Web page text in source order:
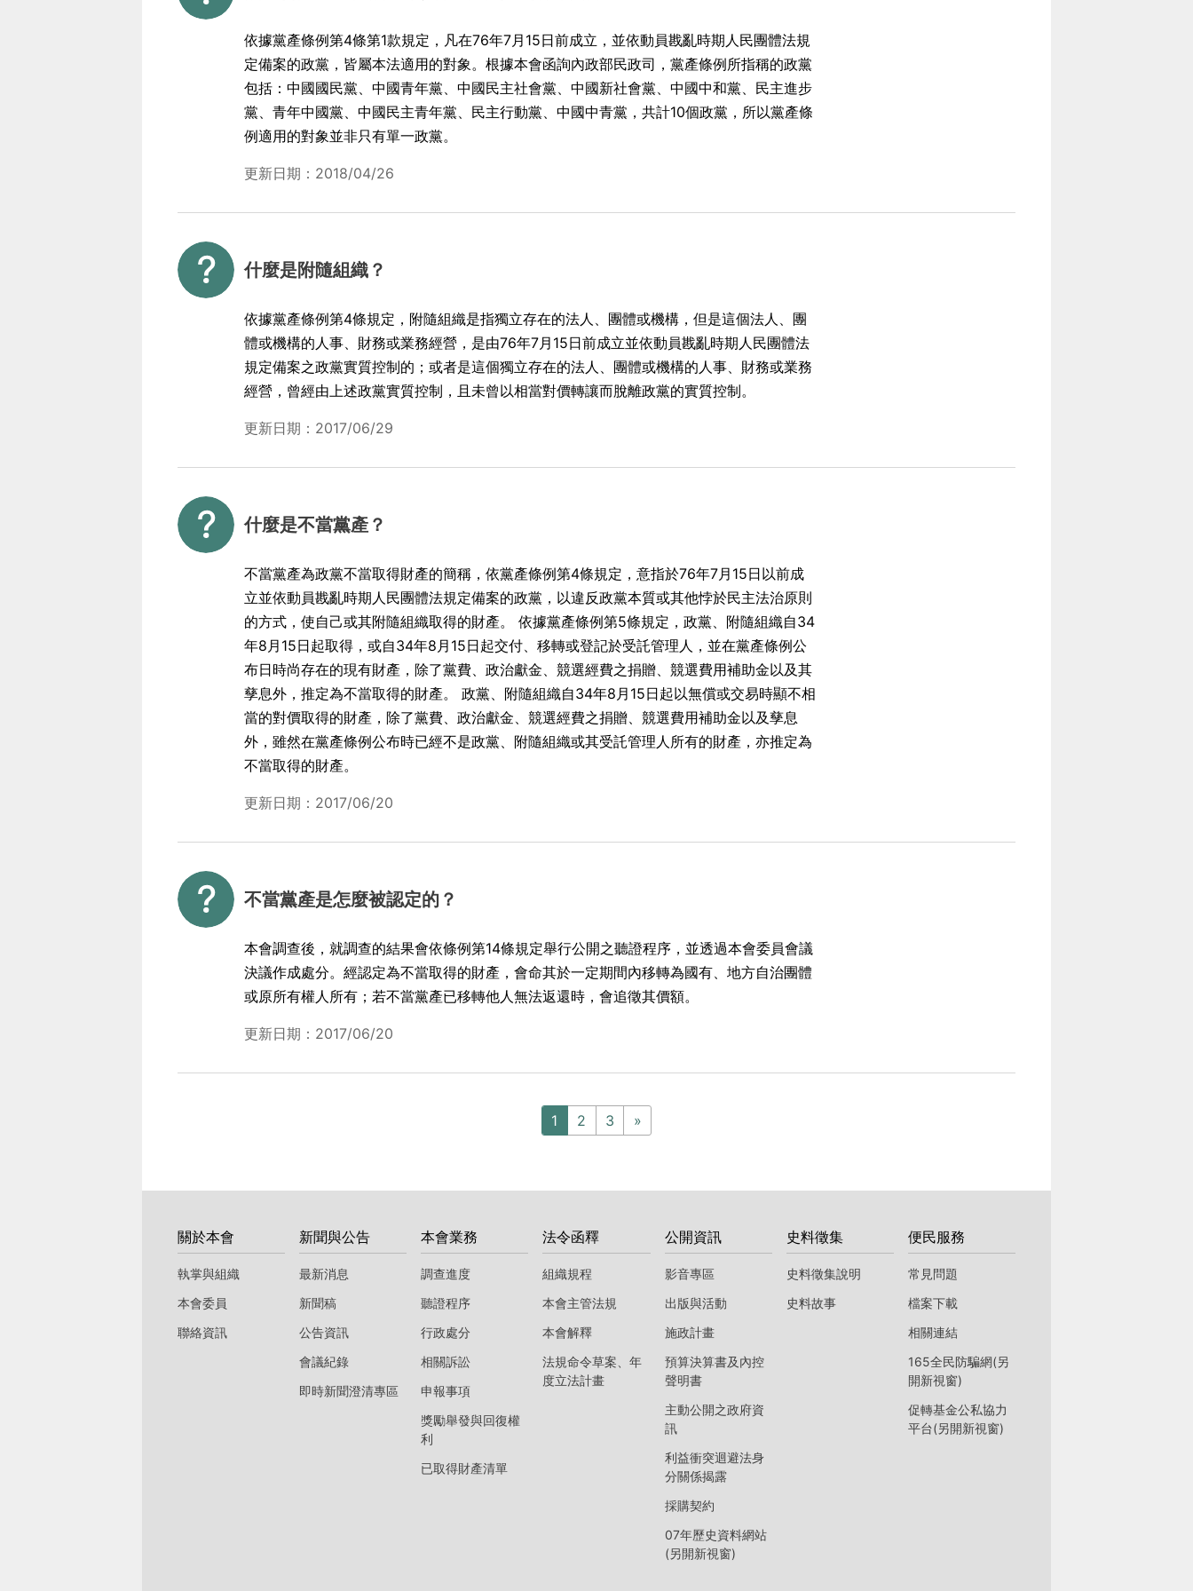
依據黨產條例第4條第1款規定，凡在76年7月15日前成立，並依動員戡亂時期人民團體法規
定備案的政黨，皆屬本法適用的對象。根據本會函詢內政部民政司，黨產條例所指稱的政黨
包括：中國國民黨、中國青年黨、中國民主社會黨、中國新社會黨、中國中和黨、民主進步
黨、青年中國黨、中國民主青年黨、民主行動黨、中國中青黨，共計10個政黨，所以黨產條
例適用的對象並非只有單一政黨。
更新日期：2018/04/26
什麼是附隨組織？
依據黨產條例第4條規定，附隨組織是指獨立存在的法人、團體或機構，但是這個法人、團
體或機構的人事、財務或業務經營，是由76年7月15日前成立並依動員戡亂時期人民團體法
規定備案之政黨實質控制的；或者是這個獨立存在的法人、團體或機構的人事、財務或業務
經營，曾經由上述政黨實質控制，且未曾以相當對價轉讓而脫離政黨的實質控制。
更新日期：2017/06/29
什麼是不當黨產？
不當黨產為政黨不當取得財產的簡稱，依黨產條例第4條規定，意指於76年7月15日以前成
立並依動員戡亂時期人民團體法規定備案的政黨，以違反政黨本質或其他悖於民主法治原則
的方式，使自己或其附隨組織取得的財產。 依據黨產條例第5條規定，政黨、附隨組織自34
年8月15日起取得，或自34年8月15日起交付、移轉或登記於受託管理人，並在黨產條例公
布日時尚存在的現有財產，除了黨費、政治獻金、競選經費之捐贈、競選費用補助金以及其
孳息外，推定為不當取得的財產。 政黨、附隨組織自34年8月15日起以無償或交易時顯不相
當的對價取得的財產，除了黨費、政治獻金、競選經費之捐贈、競選費用補助金以及孳息
外，雖然在黨產條例公布時已經不是政黨、附隨組織或其受託管理人所有的財產，亦推定為
不當取得的財產。
更新日期：2017/06/20
不當黨產是怎麼被認定的？
本會調查後，就調查的結果會依條例第14條規定舉行公開之聽證程序，並透過本會委員會議
決議作成處分。經認定為不當取得的財產，會命其於一定期間內移轉為國有、地方自治團體
或原所有權人所有；若不當黨產已移轉他人無法返還時，會追徵其價額。
更新日期：2017/06/20
1 2 3 »
關於本會
執掌與組織
本會委員
聯絡資訊
新聞與公告
最新消息
新聞稿
公告資訊
會議紀錄
即時新聞澄清專區
本會業務
調查進度
聽證程序
行政處分
相關訴訟
申報事項
獎勵舉發與回復權
利
已取得財產清單
法令函釋
組織規程
本會主管法規
本會解釋
法規命令草案、年
度立法計畫
公開資訊
影音專區
出版與活動
施政計畫
預算決算書及內控
聲明書
主動公開之政府資
訊
利益衝突迴避法身
分關係揭露
採購契約
07年歷史資料網站
(另開新視窗)
史料徵集
史料徵集說明
史料故事
便民服務
常見問題
檔案下載
相關連結
165全民防騙網(另
開新視窗)
促轉基金公私協力
平台(另開新視窗)